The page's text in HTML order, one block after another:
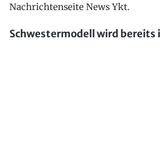
Nachrichtenseite News Ykt.
Schwestermodell wird bereits